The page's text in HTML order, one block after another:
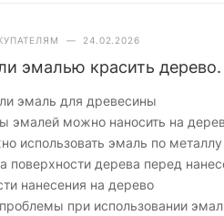
— 24.02.2026
эмалью красить дерево.
эмаль для древесины
эмалей можно наносить на
использовать эмаль по
поверхности дерева перед
нанесения на дерево
при использовании